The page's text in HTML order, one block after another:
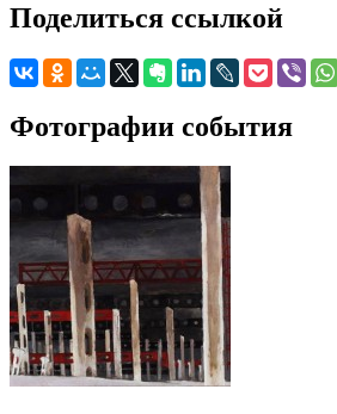
Поделиться ссылкой
Фотографии события